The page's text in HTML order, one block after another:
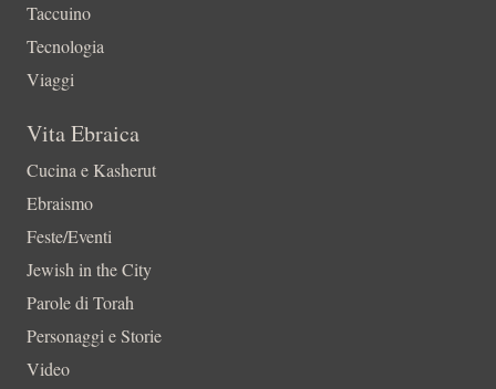
Taccuino
Tecnologia
Viaggi
Vita Ebraica
Cucina e Kasherut
Ebraismo
Feste/Eventi
Jewish in the City
Parole di Torah
Personaggi e Storie
Video